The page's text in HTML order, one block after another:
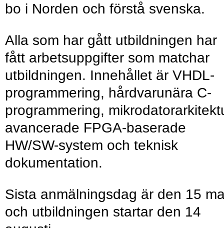
bo i Norden och förstå svenska.
Alla som har gått utbildningen har
fått arbetsuppgifter som matchar
utbildningen. Innehållet är VHDL-
programmering, hårdvarunära C-
programmering,
avancerade FPGA-baserade
HW/SW-system och teknisk
dokumentation.
Sista anmälningsdag är den 15
och utbildningen startar den 14